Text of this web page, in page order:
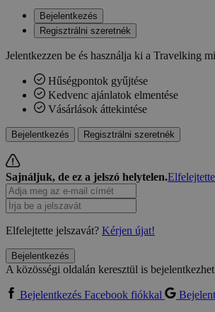
Bejelentkezés
Regisztrálni szeretnék
Jelentkezzen be és használja ki a Travelking
Hűségpontok gyűjtése
Kedvenc ajánlatok elmentése
Vásárlások áttekintése
Bejelentkezés Regisztrálni szeretnék
Sajnáljuk, de ez a jelszó helytelen.
Elfelejtette jelszavát? Kérjen újat!
Bejelentkezés
A közösségi oldalán keresztül is
Bejelentkezés Facebook fiókkal